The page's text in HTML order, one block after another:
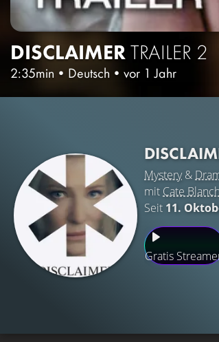
DISCLAIMERTRAILER 2
2:35min • Deutsch • vor 1 Jahr
Mystery&
mit Cate
Seit 11.
Gratis